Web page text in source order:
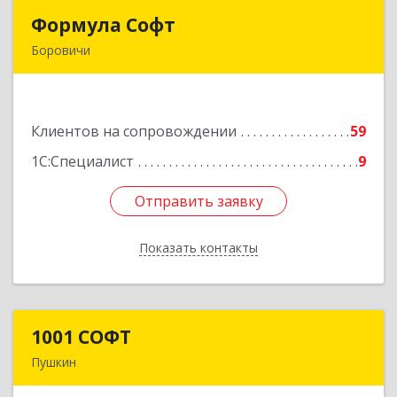
Формула Софт
Боровичи
Клиентов на сопровождении
59
1С:Специалист
9
Отправить заявку
Показать контакты
Подробнее
Отправить заявку
Назад
1001 СОФТ
Пушкин